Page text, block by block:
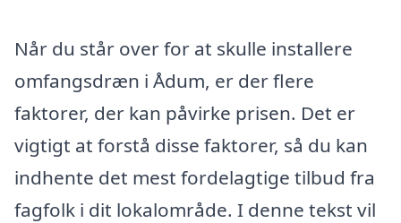
Når du står over for at skulle installere
omfangsdræn i Ådum, er der flere
faktorer, der kan påvirke prisen. Det er
vigtigt at forstå disse faktorer, så du kan
indhente det mest fordelagtige tilbud fra
fagfolk i dit lokalområde. I denne tekst vil